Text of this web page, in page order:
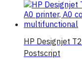
HP Designjet
Postscript